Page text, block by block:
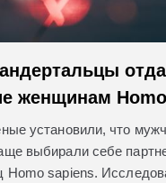
женщинам
установили, что
выбирали себе
Homo sapiens.